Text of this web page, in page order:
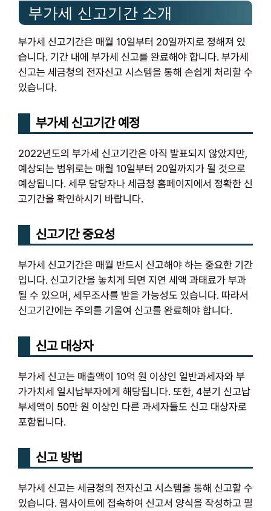
부가세 신고기간 소개
부가세 신고기간은 매월 10일부터 20일까지로 정해져 있
습니다. 기간 내에 부가세 신고를 완료해야 합니다. 부가세
신고는 세금청의 전자신고 시스템을 통해 손쉽게 처리할 수
있습니다.
부가세 신고기간 예정
2022년도의 부가세 신고기간은 아직 발표되지 않았지만,
예상되는 범위로는 매월 10일부터 20일까지가 될 것으로
예상됩니다. 세무 담당자나 세금청 홈페이지에서 정확한 신
고기간을 확인하시기 바랍니다.
신고기간 중요성
부가세 신고기간은 매월 반드시 신고해야 하는 중요한 기간
입니다. 신고기간을 놓치게 되면 지연 세액 과태료가 부과
될 수 있으며, 세무조사를 받을 가능성도 있습니다. 따라서
신고기간에는 주의를 기울여 신고를 완료해야 합니다.
신고 대상자
부가세 신고는 매출액이 10억 원 이상인 일반과세자와 부
가가치세 일시납부자에게 해당됩니다. 또한, 4분기 신고납
부세액이 50만 원 이상인 다른 과세자들도 신고 대상자로
포함됩니다.
신고 방법
부가세 신고는 세금청의 전자신고 시스템을 통해 신고할 수
있습니다. 웹사이트에 접속하여 신고서 양식을 작성하고 필